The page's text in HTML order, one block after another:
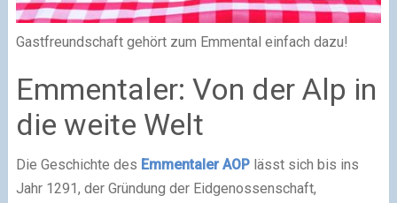
Gastfreundschaft gehört zum Emmental einfach dazu!
Emmentaler: Von der Alp in
die weite Welt
Die Geschichte des Emmentaler AOPlässt sich bis ins
Jahr 1291, der Gründung der Eidgenossenschaft,